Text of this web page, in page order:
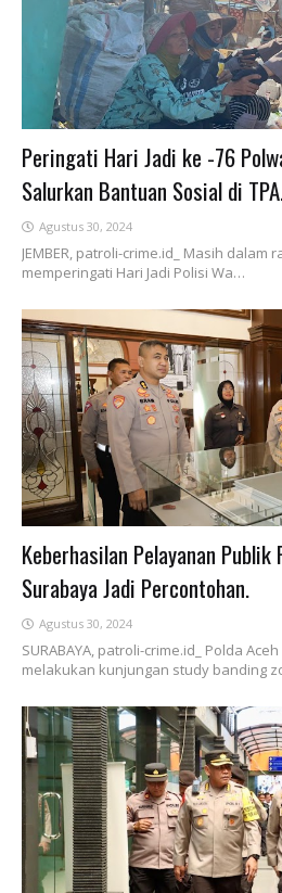
Peringati Hari Jadi ke -76
Salurkan Bantuan Sosial di
Agustus 30, 2024
JEMBER, patroli-crime.id_ Masih
memperingati Hari Jadi Polisi Wa…
Keberhasilan Pelayanan Publik
Surabaya Jadi Percontohan.
Agustus 30, 2024
SURABAYA, patroli-crime.id_ Polda
melakukan kunjungan study banding